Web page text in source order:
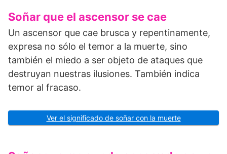
Soñar que el ascensor se cae
Un ascensor que cae brusca y repentinamente,
expresa no sólo el temor a la muerte, sino
también el miedo a ser objeto de ataques que
destruyan nuestras ilusiones. También indica
temor al fracaso.
Ver el significado de soñar con la muerte